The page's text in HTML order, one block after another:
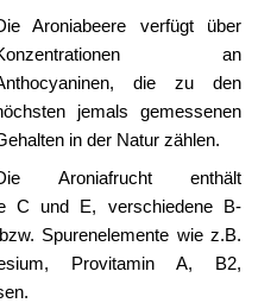
Aroniabeere verfügt über
an
die zu den
jemals gemessenen
in der Natur zählen.
Aroniafrucht enthält
C und E, verschiedene B-
Spurenelemente wie z.B.
Provitamin A, B2,